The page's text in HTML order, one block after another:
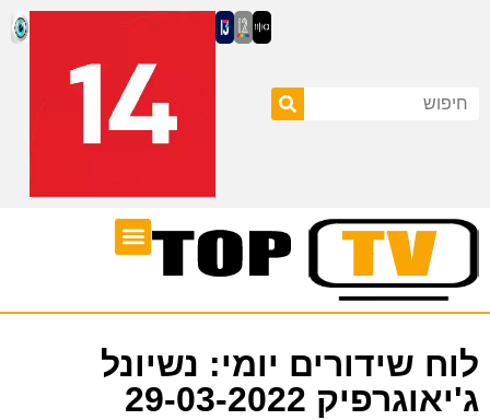
לוח שידורים יומי: נשיונל
ג'יאוגרפיק 29-03-2022